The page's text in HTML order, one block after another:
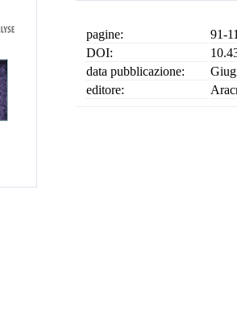
pagine:
91-
DOI:
data pubblicazione:
editore: